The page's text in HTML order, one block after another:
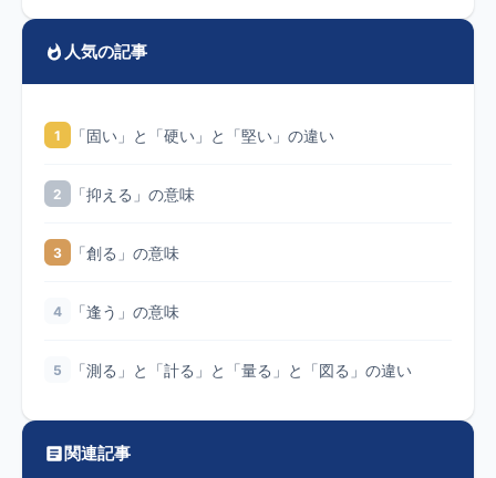
人気の記事
1 「固い」と「硬い」と「堅い」の違い
2 「抑える」の意味
3 「創る」の意味
4 「逢う」の意味
5 「測る」と「計る」と「量る」と「図る」の違い
関連記事